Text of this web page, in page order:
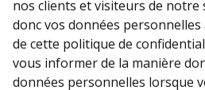
nos clients et visiteurs de
donc vos données personnelles
de cette politique de
vous informer de la manière
données personnelles lorsque